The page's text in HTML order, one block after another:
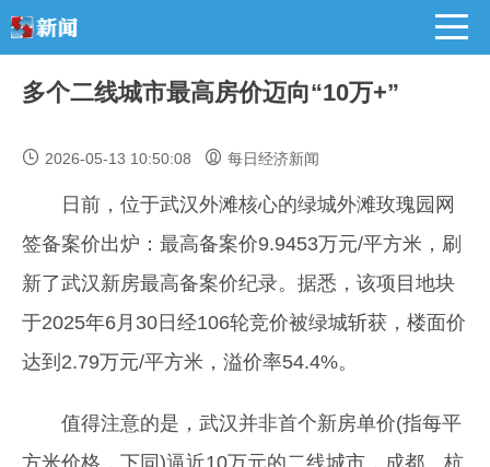
多个二线城市最高房价迈向“10万+”
2026-05-13 10:50:08 每日经济新闻
日前，位于武汉外滩核心的绿城外滩玫瑰园网
签备案价出炉：最高备案价9.9453万元/平方米，刷
新了武汉新房最高备案价纪录。据悉，该项目地块
于2025年6月30日经106轮竞价被绿城斩获，楼面价
达到2.79万元/平方米，溢价率54.4%。
值得注意的是，武汉并非首个新房单价(指每平
方米价格，下同)逼近10万元的二线城市，成都、杭